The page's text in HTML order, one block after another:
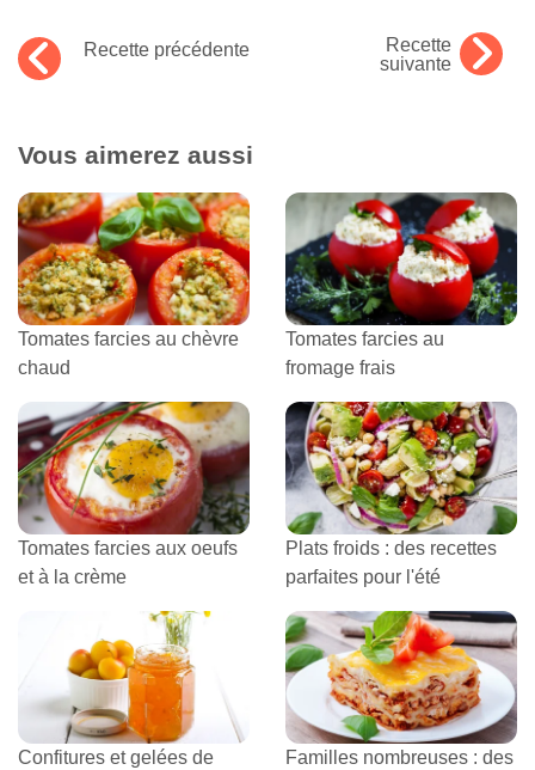
Recette précédente
Recette
suivante
Vous aimerez aussi
Tomates farcies au chèvre
chaud
Tomates farcies au
fromage frais
Tomates farcies aux oeufs
et à la crème
Plats froids : des recettes
parfaites pour l'été
Confitures et gelées de
Familles nombreuses : des